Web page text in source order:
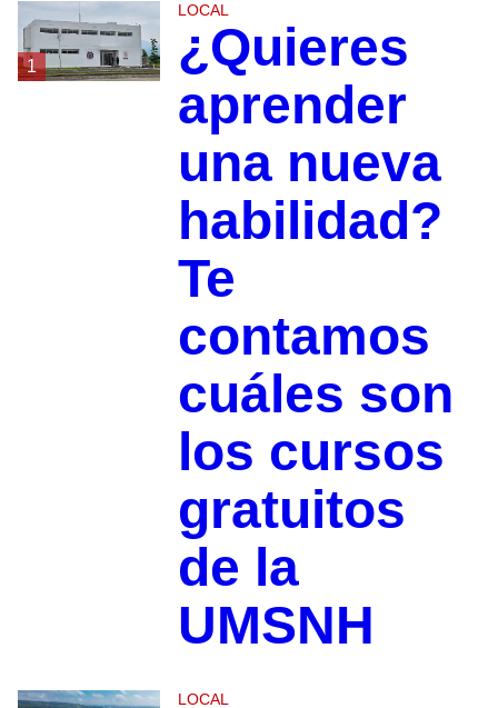
1
LOCAL
¿Quieres
aprender
una nueva
habilidad?
Te
contamos
cuáles son
los cursos
gratuitos
de la
UMSNH
LOCAL